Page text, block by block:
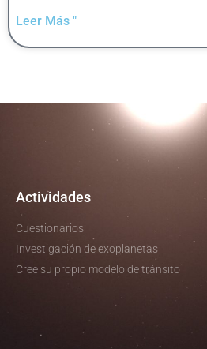
Leer Más "
Actividades
Cuestionarios
Investigación de exoplanetas
Cree su propio modelo de tránsito